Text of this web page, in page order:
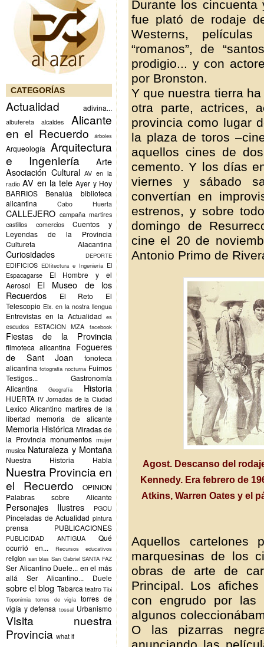
CATEGORÍAS
Actualidad adivina...
albufereta alcaldes
Alicante
en el Recuerdo
árboles
Arqueología Arquitectura
e Ingeniería
Arte
Asociación Cultural AV en la
radio AV en la tele Ayer y Hoy
BARRIOS
Benalúa
biblioteca
alicantina
Cabo Huerta
CALLEJERO campaña martires
castillos
comercios
Cuentos y
Leyendas de la Provincia
Cultureta Alacantina
Curiosidades DEPORTE
EDIFICIOS EDIitectura e Ingeniería El
Espacagarse
El Hombre y el
Aerosol
El Museo de los
Recuerdos
El Reto
El
Telescopio Elx. en la nostra llengua
Entrevistas en la Actualidad es
escudos ESTACION MZA facebook
Fiestas de la Provincia
filmoteca alicantina
Fogueres
de Sant Joan
fonoteca
alicantina fotografia nocturna Fuimos
Testigos...
Gastronomía
Alicantina
Geografía Historia
HUERTA IV Jornadas de la Ciudad
Lexico Alicantino martires de la
libertad
memoria de alicante
Memoria Histórica Miradas de
la Provincia monumentos mujer
musica Naturaleza y Montaña
Nuestra Historia Habla
Nuestra Provincia en
el Recuerdo
OPINION
Palabras sobre Alicante
Personajes Ilustres PGOU
Pinceladas de Actualidad pintura
prensa PUBLICACIONES
PUBLICIDAD ANTIGUA
Qué
ocurrió en...
Recursos educativos
religion san blas San Gabriel SANTA FAZ
Ser Alicantino Duele... en el más
allá
Ser Alicantino... Duele
sobre el blog Tabarca teatro Tibi
Toponimia torres de vigía torres de
vigía y defensa tossal Urbanismo
Visita nuestra
Provincia what if
Durante los
fue plató de rodaje
Westerns,
“romanos”, de
prodigio... y con
por Bronston.
Y que nuestra tierra
otra parte, actrices,
provincia como lugar
la plaza de toros
aquellos cines de
cemento. Y los días
viernes y sábado
convertían en
estrenos, y sobre
domingo de
cine el 20 de
Antonio Primo de
Agost. Descanso del
Kennedy. Era febrero de
Atkins, Warren Oates y el
Aquellos
marquesinas de los
obras de arte de
Principal. Los
con engrudo por
algunos
O las pizarras
anunciando las